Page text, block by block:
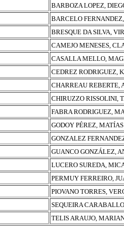
BARBOZA LOPEZ,
BARCELO
BRESQUE DA SILVA,
CAMEJO MENESES,
CASALLA MELLO,
CEDREZ RODRIGUEZ,
CHARREAU REBERTE,
CHIRUZZO RISSOLINI,
FABRA RODRIGUEZ,
GODOY PÉREZ,
GONZALEZ
GUANCO GONZÁLEZ,
LUCERO SUREDA,
PERMUY FERREIRO,
PIOVANO TORRES,
SEQUEIRA
TELIS ARAUJO,